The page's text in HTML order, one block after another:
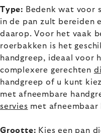
Type: Bedenk wat voor
in de pan zult bereiden
daarop. Voor het vaak
roerbakken is het
handgreep, ideaal voor
complexere gerechten
handgreep of u kunt
met afneembare
servies met afneembaar
Grootte: Kies een pan